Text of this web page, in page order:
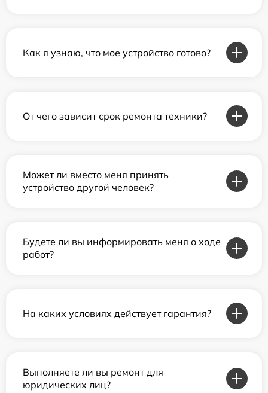
Как я узнаю, что мое устройство готово?
От чего зависит срок ремонта техники?
Может ли вместо меня принять
устройство другой человек?
Будете ли вы информировать меня о ходе
работ?
На каких условиях действует гарантия?
Выполняете ли вы ремонт для
юридических лиц?